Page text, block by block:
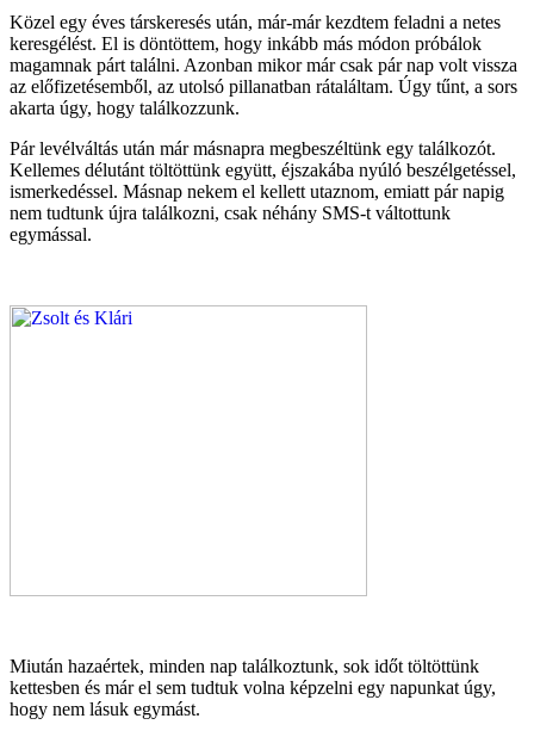
Közel egy éves társkeresés után, már-már kezdtem feladni a netes
keresgélést. El is döntöttem, hogy inkább más módon próbálok
magamnak párt találni. Azonban mikor már csak pár nap volt vissza
az előfizetésemből, az utolsó pillanatban rátaláltam. Úgy tűnt, a sors
akarta úgy, hogy találkozzunk.
Pár levélváltás után már másnapra megbeszéltünk egy találkozót.
Kellemes délutánt töltöttünk együtt, éjszakába nyúló beszélgetéssel,
ismerkedéssel. Másnap nekem el kellett utaznom, emiatt pár napig
nem tudtunk újra találkozni, csak néhány SMS-t váltottunk
egymással.
Miután hazaértek, minden nap találkoztunk, sok időt töltöttünk
kettesben és már el sem tudtuk volna képzelni egy napunkat úgy,
hogy nem lásuk egymást.